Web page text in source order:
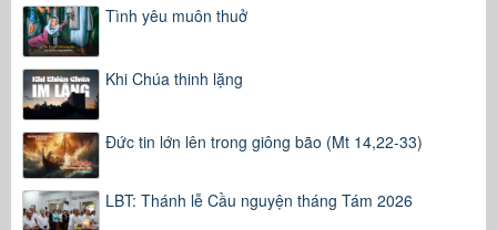
Tình yêu muôn thuở
Khi Chúa thinh lặng
Đức tin lớn lên trong giông bão (Mt 14,22-33)
LBT: Thánh lễ Cầu nguyện tháng Tám 2026